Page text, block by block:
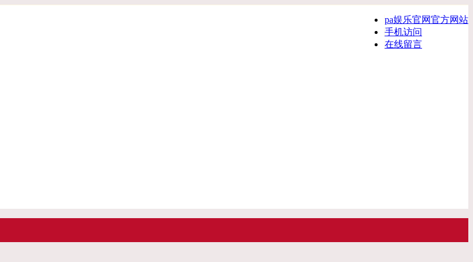
pa娱乐官网官方网站
手机访问
在线留言